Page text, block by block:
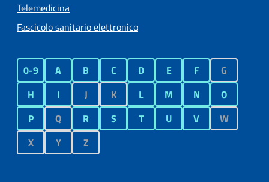
Telemedicina
Fascicolo sanitario elettronico
0-9 A B C D E F
G
H
I J K L M N
O
P
Q R S T U V
W
X
Y Z